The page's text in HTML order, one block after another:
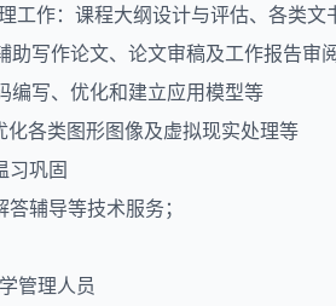
作：课程大纲设计与评估、各类文
写作论文、论文审稿及工作报告审阅
编写、优化和建立应用模型等
各类图形图像及虚拟现实处理等
习巩固
辅导等技术服务；
管理人员